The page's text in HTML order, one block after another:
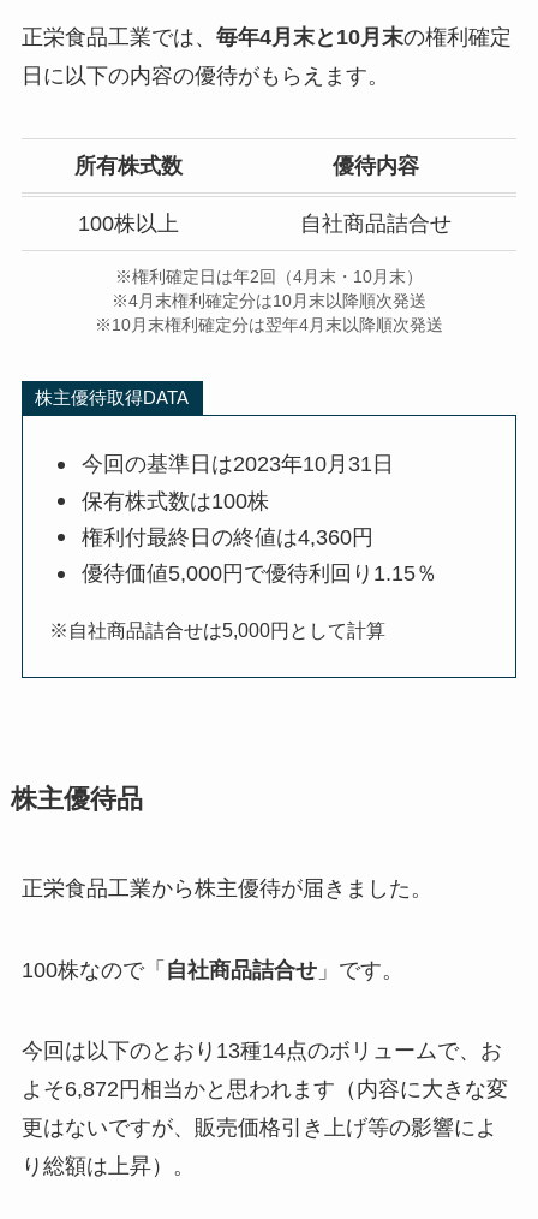
正栄食品工業では、 毎年4月末と10月末の権利確定
日に以下の内容の優待がもらえます。
所有株式数 優待内容
100株以上 自社商品詰合せ
※権利確定日は年2回（4月末・10月末）
※4月末権利確定分は10月末以降順次発送
※10月末権利確定分は翌年4月末以降順次発送
株主優待取得DATA
今回の基準日は2023年10月31日
保有株式数は100株
権利付最終日の終値は4,360円
優待価値5,000円で優待利回り1.15％
※自社商品詰合せは5,000円として計算
株主優待品
正栄食品工業から株主優待が届きました。
100株なので「 自社商品詰合せ」です。
今回は以下のとおり13種14点のボリュームで、お
よそ6,872円相当かと思われます（内容に大きな変
更はないですが、販売価格引き上げ等の影響によ
り総額は上昇）。